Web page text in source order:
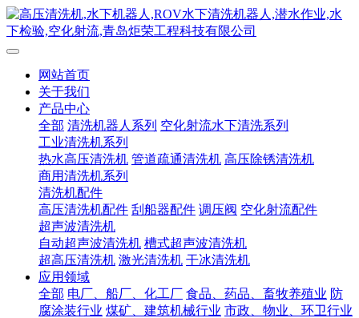
网站首页
关于我们
产品中心
全部 清洗机器人系列 空化射流水下清洗系列
工业清洗机系列
热水高压清洗机 管道疏通清洗机 高压除锈清洗机
商用清洗机系列
清洗机配件
高压清洗机配件 刮船器配件 调压阀 空化射流配件
超声波清洗机
自动超声波清洗机 槽式超声波清洗机
超高压清洗机 激光清洗机 干冰清洗机
应用领域
全部 电厂、船厂、化工厂 食品、药品、畜牧养殖业 防
腐涂装行业 煤矿、建筑机械行业 市政、物业、环卫行业